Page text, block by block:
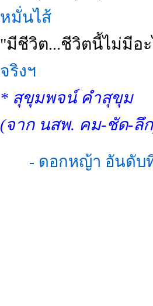
หมั่นไส้
"มีชีวิต...ชีวิตนี้ไม่มีอ
จริงฯ
* สุขุมพจน์ คำสุขุม
(จาก นสพ. คม-ชัด-ลึ
- ดอกหญ้า อันดับ